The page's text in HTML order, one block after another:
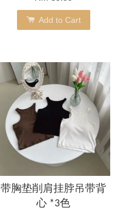
Add to Cart
带胸垫削肩挂脖吊带背
心 *3色